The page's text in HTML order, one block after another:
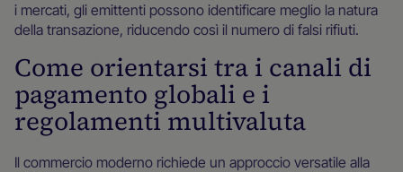
i mercati, gli emittenti possono identificare meglio la natura
della transazione, riducendo così il numero di falsi rifiuti.
Come orientarsi tra i canali di
pagamento globali e i
regolamenti multivaluta
Il commercio moderno richiede un approccio versatile alla